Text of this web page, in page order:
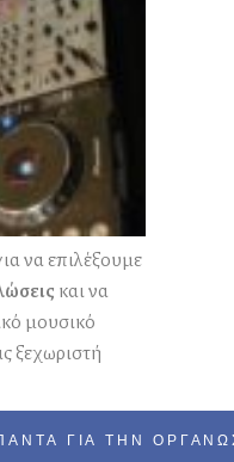
να επιλέξουμε
και να
μουσικό
ξεχωριστή
ΓΙΑ ΤΗΝ